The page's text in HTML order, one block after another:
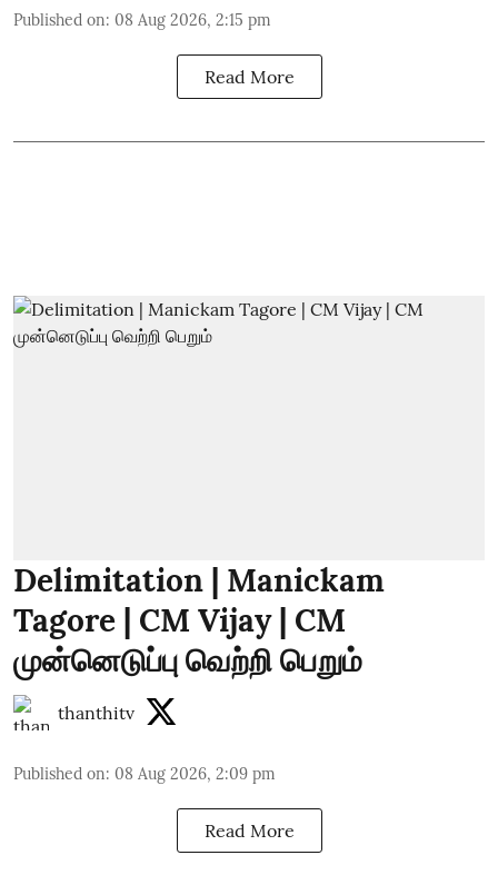
Published on: 08 Aug 2026, 2:15 pm
Read More
Delimitation | Manickam
Tagore | CM Vijay | CM
முன்னெடுப்பு வெற்றி பெறும்
thanthitv
Published on: 08 Aug 2026, 2:09 pm
Read More